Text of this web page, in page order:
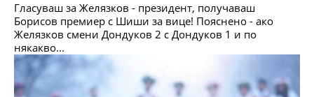
Гласуваш за Желязков - президент, получаваш
Борисов премиер с Шиши за вице! Пояснено - ако
Желязков смени Дондуков 2 с Дондуков 1 и по
някакво...